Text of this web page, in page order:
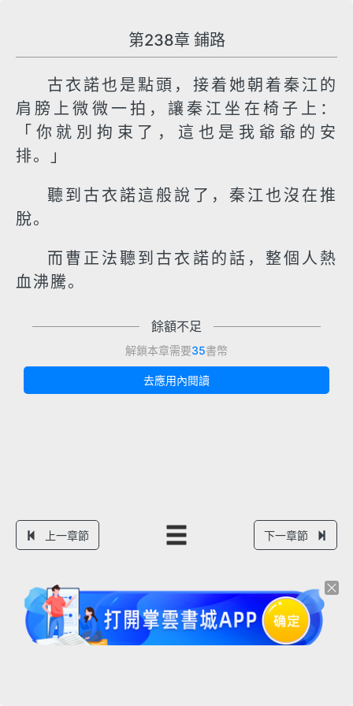
第238章 鋪路
古衣諾也是點頭，接着她朝着秦江的
肩膀上微微一拍，讓秦江坐在椅子上：
「你就別拘束了，這也是我爺爺的安
排。」
聽到古衣諾這般說了，秦江也沒在推
脫。
而曹正法聽到古衣諾的話，整個人熱
血沸騰。
餘額不足
解鎖本章需要35書幣
去應用內閱讀
上一章節 下一章節